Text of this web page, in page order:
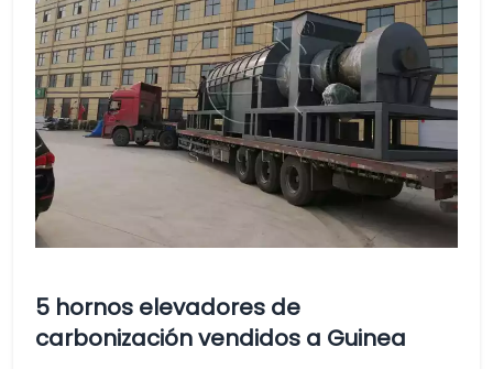
5 hornos elevadores de
carbonización vendidos a Guinea